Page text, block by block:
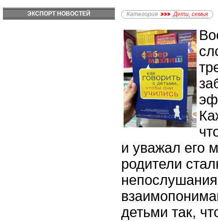
ЭКСПОРТ НОВОСТЕЙ Категория Дети, семья
и уважал его
родители
детьми так,